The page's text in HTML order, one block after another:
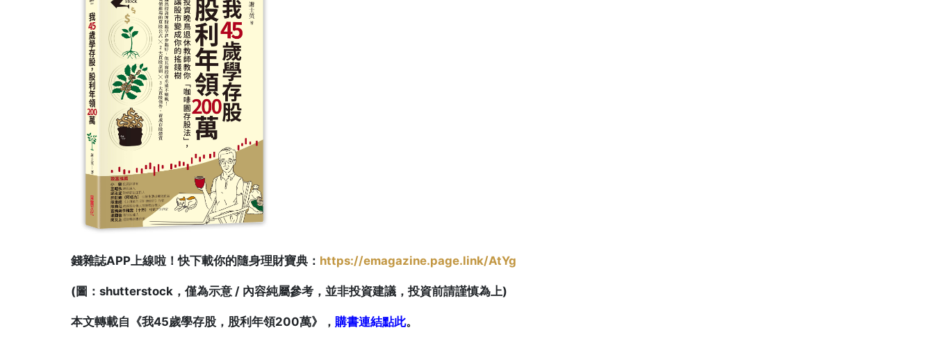
錢雜誌APP上線啦！快下載你的隨身理財寶典： https://emagazine.page.link/AtYg
(圖：shutterstock，僅為示意 / 內容純屬參考，並非投資建議，投資前請謹慎為上)
本文轉載自《我45歲學存股，股利年領200萬》， 購書連結點此。